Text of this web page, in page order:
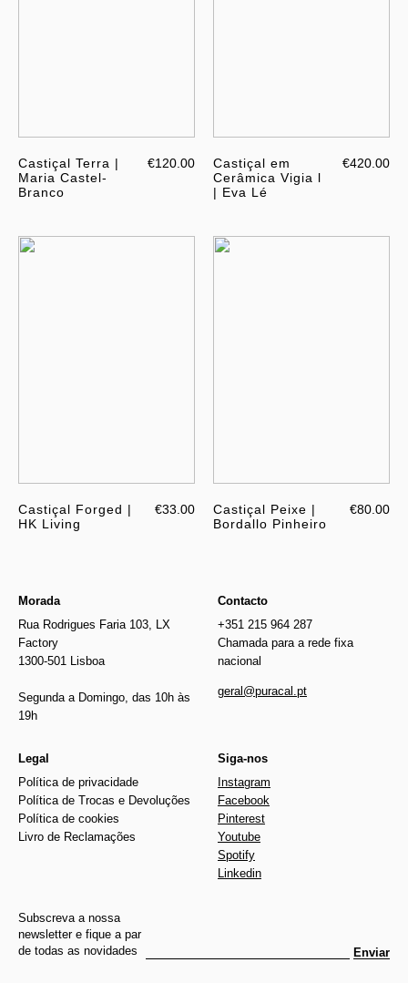
Castiçal Terra |
Maria Castel-
Branco
€120.00
Castiçal em
Cerâmica Vigia l
| Eva Lé
€420.00
Castiçal Forged |
HK Living
€33.00
Castiçal Peixe |
Bordallo Pinheiro
€80.00
Morada
Rua Rodrigues Faria 103, LX
Factory
1300-501 Lisboa
Segunda a Domingo, das 10h às
19h
Contacto
+351 215 964 287
Chamada para a rede fixa
nacional
geral@puracal.pt
Legal
Política de privacidade
Política de Trocas e Devoluções
Política de cookies
Livro de Reclamações
Siga-nos
Instagram
Facebook
Pinterest
Youtube
Spotify
Linkedin
Subscreva a nossa
newsletter e fique a par
de todas as novidades
Enviar